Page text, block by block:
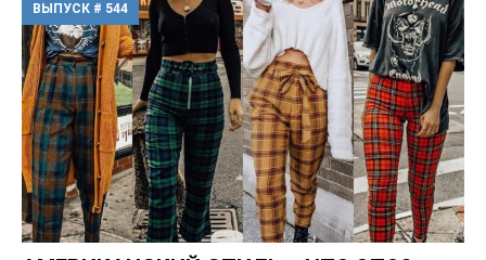
ВЫПУСК # 544